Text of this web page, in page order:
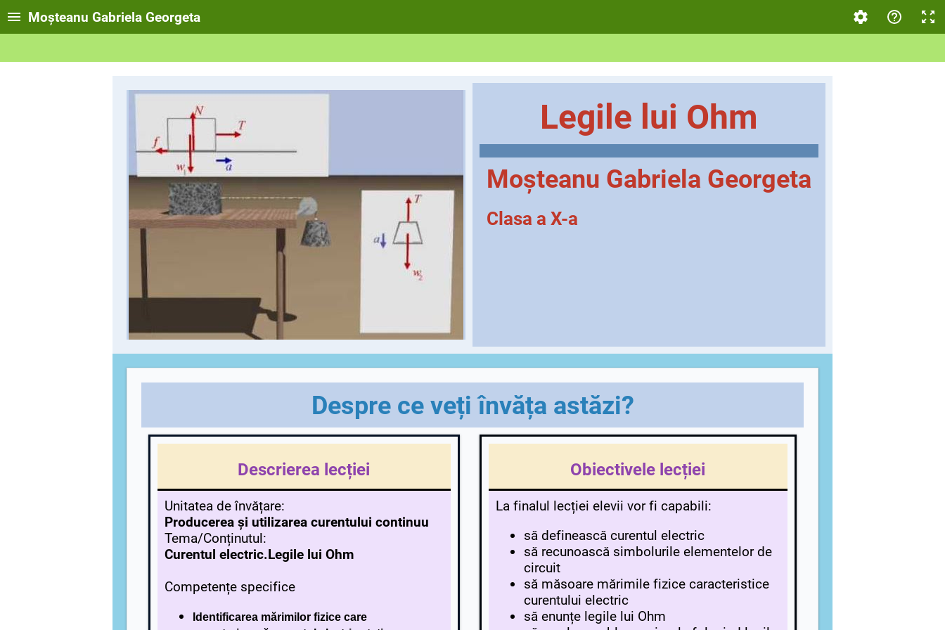
Moșteanu Gabriela Georgeta
Legile lui Ohm
Moșteanu Gabriela Georgeta
Clasa a X-a
Despre ce veți învăța astăzi?
Descrierea lecției
Unitatea de învățare:
Producerea și utilizarea curentului continuu
Tema/Conținutul:
Curentul electric.Legile lui Ohm
Competențe specifice
Identificarea mărimilor fizice care
Obiectivele lecției
La finalul lecției elevii vor fi capabili:
să definească curentul electric
să recunoască simbolurile elementelor de
circuit
să măsoare mărimile fizice caracteristice
curentului electric
să enunțe legile lui Ohm